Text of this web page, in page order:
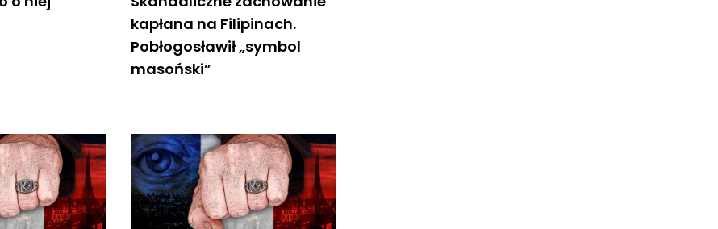
kapłana na Filipinach.
Pobłogosławił „symbol
masoński”